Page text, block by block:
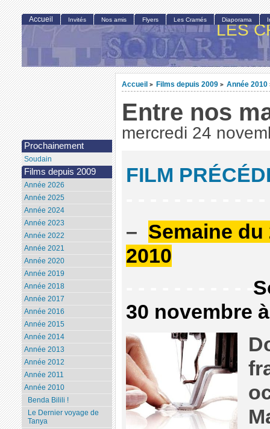
LES
Accueil > Films depuis 2009 > Année 2010
Entre nos
mercredi 24
FILM
– Semaine du
2010
30 novembre
Accueil Invités Nos amis Flyers Les Cramés Diaporama
Prochainement
Soudain
Films depuis 2009
Année 2026
Année 2025
Année 2024
Année 2023
Année 2022
Année 2021
Année 2020
Année 2019
Année 2018
Année 2017
Année 2016
Année 2015
Année 2014
Année 2013
Année 2012
Année 2011
Année 2010
Benda Bilili !
Le Dernier voyage de
Tanya